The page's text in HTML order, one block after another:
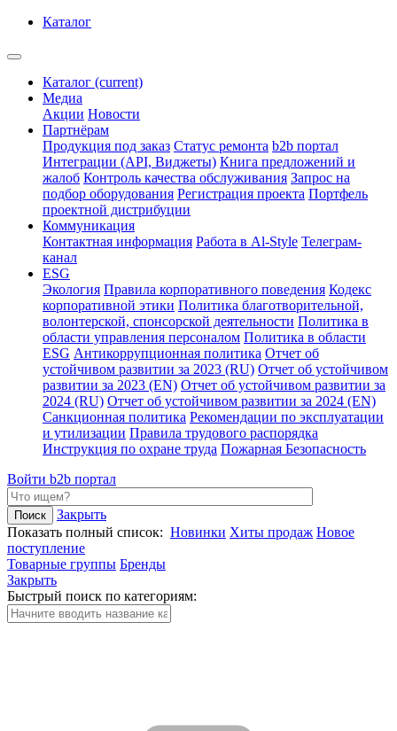
Каталог
Каталог (current)
Медиа
Акции Новости
Партнёрам
Продукция под заказ Статус ремонта b2b портал
Интеграции (API, Виджеты) Книга предложений и
жалоб Контроль качества обслуживания Запрос на
подбор оборудования Регистрация проекта Портфель
проектной дистрибуции
Коммуникация
Контактная информация Работа в Al-Style Телеграм-
канал
ESG
Экология Правила корпоративного поведения Кодекс
корпоративной этики Политика благотворительной,
волонтерской, спонсорской деятельности Политика в
области управления персоналом Политика в области
ESG Антикоррупционная политика Отчет об
устойчивом развитии за 2023 (RU) Отчет об устойчивом
развитии за 2023 (EN) Отчет об устойчивом развитии за
2024 (RU) Отчет об устойчивом развитии за 2024 (EN)
Санкционная политика Рекомендации по эксплуатации
и утилизации Правила трудового распорядка
Инструкция по охране труда Пожарная Безопасность
Войти b2b портал
Закрыть
Показать полный список: Новинки Хиты продаж Новое
поступление
Товарные группы Бренды
Закрыть
Быстрый поиск по категориям: